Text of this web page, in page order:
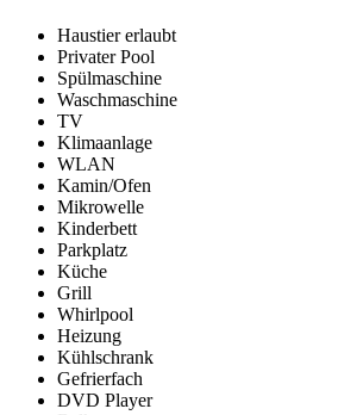
Haustier erlaubt
Privater Pool
Spülmaschine
Waschmaschine
TV
Klimaanlage
WLAN
Kamin/Ofen
Mikrowelle
Kinderbett
Parkplatz
Küche
Grill
Whirlpool
Heizung
Kühlschrank
Gefrierfach
DVD Player